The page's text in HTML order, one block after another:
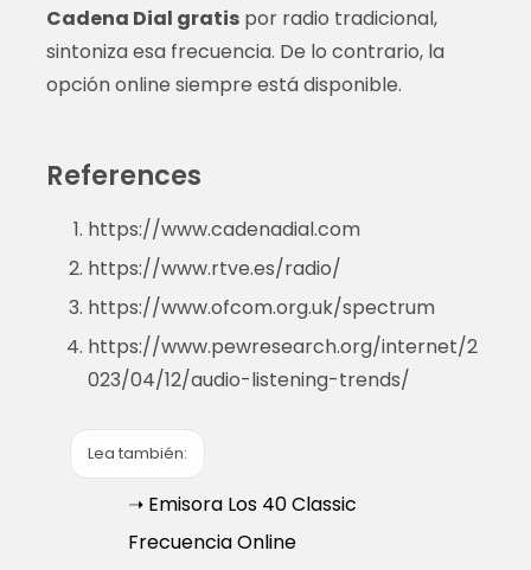
Cadena Dial gratispor radio tradicional,
sintoniza esa frecuencia. De lo contrario, la
opción online siempre está disponible.
References
https://www.cadenadial.com
https://www.rtve.es/radio/
https://www.ofcom.org.uk/spectrum
https://www.pewresearch.org/internet/2
023/04/12/audio-listening-trends/
Lea también:
➝ Emisora Los 40 Classic
Frecuencia Online